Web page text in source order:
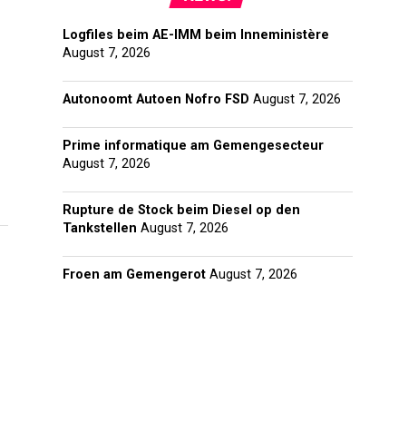
Logfiles beim AE-IMM beim Inneministère
August 7, 2026
Autonoomt Autoen Nofro FSD August 7, 2026
Prime informatique am Gemengesecteur
August 7, 2026
Rupture de Stock beim Diesel op den
Tankstellen August 7, 2026
Froen am Gemengerot August 7, 2026